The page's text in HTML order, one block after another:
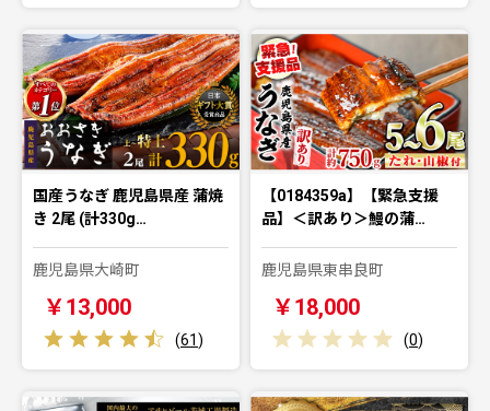
国産うなぎ 鹿児島県産 蒲焼
き 2尾 (計330g…
鹿児島県大崎町
￥13,000
(61)
【0184359a】【緊急支援
品】＜訳あり＞鰻の蒲…
鹿児島県東串良町
￥18,000
(0)